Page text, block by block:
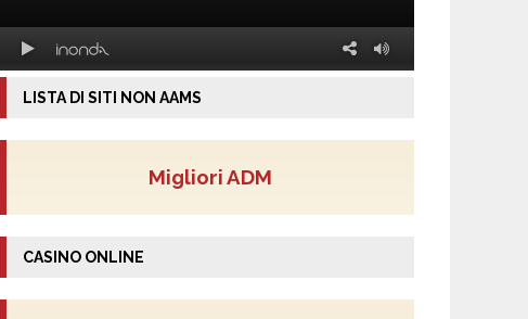
LISTA DI SITI NON AAMS
Migliori ADM
CASINO ONLINE